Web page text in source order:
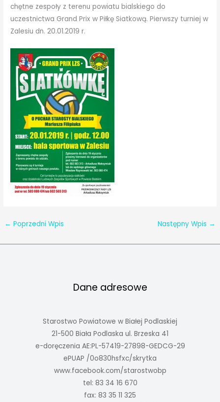
chętne zespoły z terenu powiatu bialskiego do
uczestnictwa Grand Prix w Piłkę Siatkową. Pierwszy turniej w
Zalesiu dn. 20.01.2019 r.
← Poprzedni Wpis Następny Wpis →
Dane adresowe
Starostwo Powiatowe w Białej Podlaskiej
21-500 Biała Podlaska ul. Brzeska 41
e-doręczenia AE:PL-57419-27898-GEDCG-29
ePUAP /0o830hsfxc/skrytka
www.facebook.com/starostwobp
tel: 83 34 16 670
fax: 83 35 11 325